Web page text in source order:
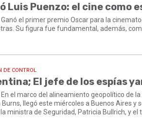
Luis Puenzo: el cine como
Ganó el primer premio Oscar para la
Su figura fue fundamental, además,
DE CONTROL
El jefe de los espías
En el marco del alineamiento geopolítico de
Burns, llegó este miércoles a Buenos Aires y
ministra de Seguridad, Patricia Bullrich, y